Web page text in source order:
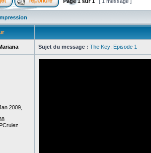
Sujet du message : The Key: Episode 1
2009,